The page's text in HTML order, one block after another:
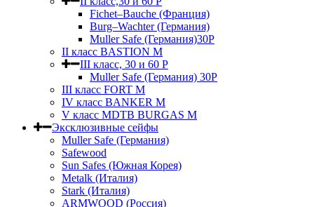
Fichet–Bauche (Франция)
Burg–Wachter (Германия)
Muller Safe (Германия)30P
II класс BASTION M
III класс, 30 и 60 P
Muller Safe (Германия) 30Р
III класс FORT M
IV класс BANKER M
V класс МDTB BURGAS M
Эксклюзивные сейфы
Muller Safe (Германия)
Safewood
Sun Safes (Южная Корея)
Metalk (Италия)
Stark (Италия)
ARMWOOD (Россия)